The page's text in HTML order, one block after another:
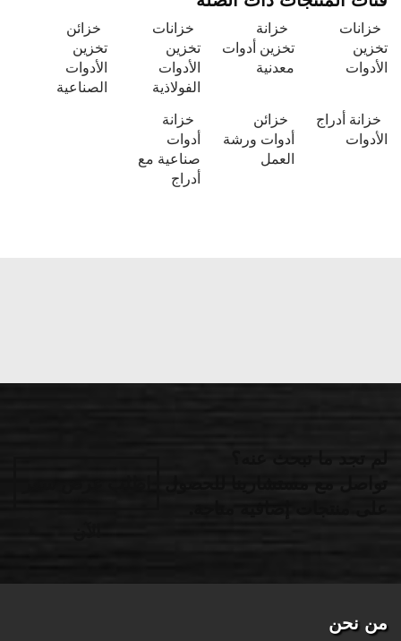
خزانات
تخزين
الأدوات
خزانة
تخزين أدوات
معدنية
خزانات
تخزين
الأدوات
الفولاذية
خزائن
تخزين
الأدوات
الصناعية
خزانة أدراج
الأدوات
خزائن
أدوات ورشة
العمل
خزانة
أدوات
صناعية مع
أدراج
من نحن